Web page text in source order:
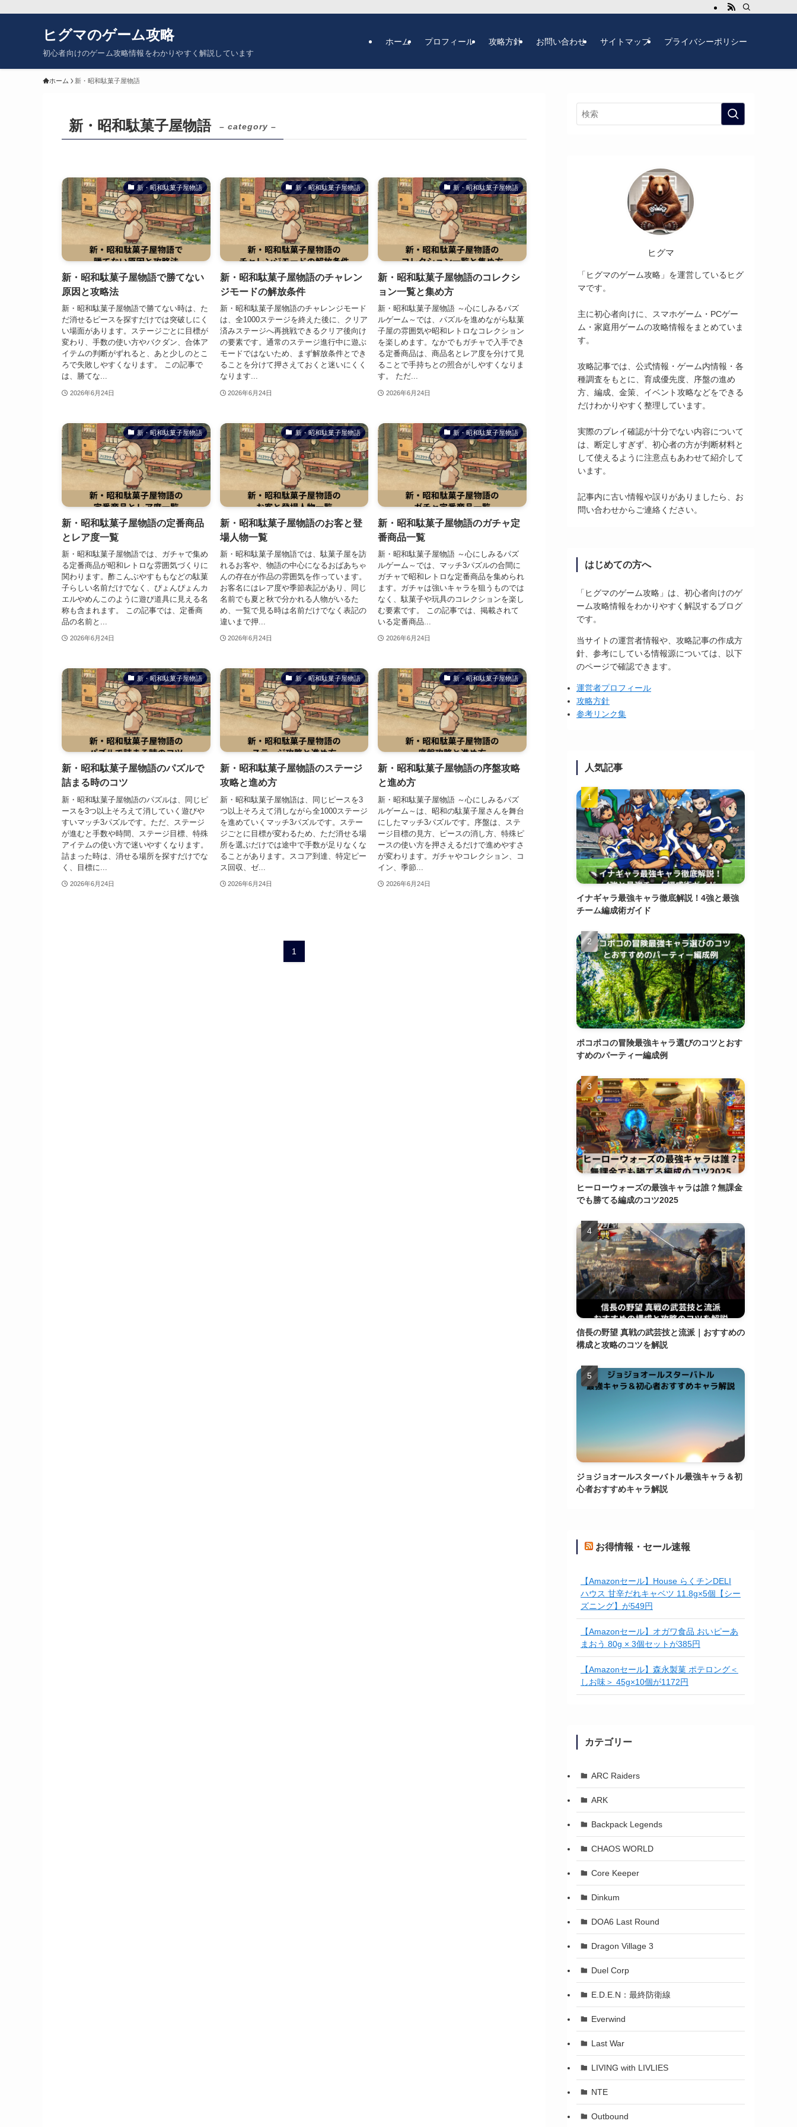
ヒグマのゲーム攻略
初心者向けのゲーム攻略情報をわかりやすく解説しています
ホーム プロフィール 攻略方針 お問い合わせ サイトマップ プライバシーポリシー
ホーム 新・昭和駄菓子屋物語
新・昭和駄菓子屋物語 – category –
新・昭和駄菓子屋物語
新・昭和駄菓子屋物語で勝てない
原因と攻略法
新・昭和駄菓子屋物語で勝てない時は、た
だ消せるピースを探すだけでは突破しにく
い場面があります。ステージごとに目標が
変わり、手数の使い方やバクダン、合体ア
イテムの判断がずれると、あと少しのとこ
ろで失敗しやすくなります。 この記事で
は、勝てな...
2026年6月24日
新・昭和駄菓子屋物語
新・昭和駄菓子屋物語のチャレン
ジモードの解放条件
新・昭和駄菓子屋物語のチャレンジモード
は、全1000ステージを終えた後に、クリア
済みステージへ再挑戦できるクリア後向け
の要素です。通常のステージ進行中に遊ぶ
モードではないため、まず解放条件とでき
ることを分けて押さえておくと迷いにくく
なります...
2026年6月24日
新・昭和駄菓子屋物語
新・昭和駄菓子屋物語のコレクシ
ョン一覧と集め方
新・昭和駄菓子屋物語 ～心にしみるパズ
ルゲーム～では、パズルを進めながら駄菓
子屋の雰囲気や昭和レトロなコレクション
を楽しめます。なかでもガチャで入手でき
る定番商品は、商品名とレア度を分けて見
ることで手持ちとの照合がしやすくなりま
す。 ただ...
2026年6月24日
新・昭和駄菓子屋物語
新・昭和駄菓子屋物語の定番商品
とレア度一覧
新・昭和駄菓子屋物語では、ガチャで集め
る定番商品が昭和レトロな雰囲気づくりに
関わります。酢こんぶやすももなどの駄菓
子らしい名前だけでなく、ぴょんぴょんカ
エルやめんこのように遊び道具に見える名
称も含まれます。 この記事では、定番商
品の名前と...
2026年6月24日
新・昭和駄菓子屋物語
新・昭和駄菓子屋物語のお客と登
場人物一覧
新・昭和駄菓子屋物語では、駄菓子屋を訪
れるお客や、物語の中心になるおばあちゃ
んの存在が作品の雰囲気を作っています。
お客名にはレア度や季節表記があり、同じ
名前でも夏と秋で分かれる人物がいるた
め、一覧で見る時は名前だけでなく表記の
違いまで押...
2026年6月24日
新・昭和駄菓子屋物語
新・昭和駄菓子屋物語のガチャ定
番商品一覧
新・昭和駄菓子屋物語 ～心にしみるパズ
ルゲーム～では、マッチ3パズルの合間に
ガチャで昭和レトロな定番商品を集められ
ます。ガチャは強いキャラを狙うものでは
なく、駄菓子や玩具のコレクションを楽し
む要素です。 この記事では、掲載されて
いる定番商品...
2026年6月24日
新・昭和駄菓子屋物語
新・昭和駄菓子屋物語のパズルで
詰まる時のコツ
新・昭和駄菓子屋物語のパズルは、同じピ
ースを3つ以上そろえて消していく遊びや
すいマッチ3パズルです。ただ、ステージ
が進むと手数や時間、ステージ目標、特殊
アイテムの使い方で迷いやすくなります。
詰まった時は、消せる場所を探すだけでな
く、目標に...
2026年6月24日
新・昭和駄菓子屋物語
新・昭和駄菓子屋物語のステージ
攻略と進め方
新・昭和駄菓子屋物語は、同じピースを3
つ以上そろえて消しながら全1000ステージ
を進めていくマッチ3パズルです。ステー
ジごとに目標が変わるため、ただ消せる場
所を選ぶだけでは途中で手数が足りなくな
ることがあります。スコア到達、特定ピー
ス回収、ゼ...
2026年6月24日
新・昭和駄菓子屋物語
新・昭和駄菓子屋物語の序盤攻略
と進め方
新・昭和駄菓子屋物語 ～心にしみるパズ
ルゲーム～は、昭和の駄菓子屋さんを舞台
にしたマッチ3パズルです。序盤は、ステ
ージ目標の見方、ピースの消し方、特殊ピ
ースの使い方を押さえるだけで進めやすさ
が変わります。ガチャやコレクション、コ
イン、季節...
2026年6月24日
1
ヒグマ
「ヒグマのゲーム攻略」を運営しているヒグ
マです。
主に初心者向けに、スマホゲーム・PCゲー
ム・家庭用ゲームの攻略情報をまとめていま
す。
攻略記事では、公式情報・ゲーム内情報・各
種調査をもとに、育成優先度、序盤の進め
方、編成、金策、イベント攻略などをできる
だけわかりやすく整理しています。
実際のプレイ確認が十分でない内容について
は、断定しすぎず、初心者の方が判断材料と
して使えるように注意点もあわせて紹介して
います。
記事内に古い情報や誤りがありましたら、お
問い合わせからご連絡ください。
はじめての方へ
「ヒグマのゲーム攻略」は、初心者向けのゲ
ーム攻略情報をわかりやすく解説するブログ
です。
当サイトの運営者情報や、攻略記事の作成方
針、参考にしている情報源については、以下
のページで確認できます。
運営者プロフィール
攻略方針
参考リンク集
人気記事
イナギャラ最強キャラ徹底解説！4強と最強
チーム編成術ガイド
ポコポコの冒険最強キャラ選びのコツとおす
すめのパーティー編成例
ヒーローウォーズの最強キャラは誰？無課金
でも勝てる編成のコツ2025
信長の野望 真戦の武芸技と流派｜おすすめの
構成と攻略のコツを解説
ジョジョオールスターバトル最強キャラ＆初
心者おすすめキャラ解説
お得情報・セール速報
【Amazonセール】House らくチンDELI
ハウス 甘辛だれキャベツ 11.8g×5個【シー
ズニング】が549円
【Amazonセール】オガワ食品 おいピーあ
まおう 80g × 3個セットが385円
【Amazonセール】森永製菓 ポテロング＜
しお味＞ 45g×10個が1172円
カテゴリー
ARC Raiders
ARK
Backpack Legends
CHAOS WORLD
Core Keeper
Dinkum
DOA6 Last Round
Dragon Village 3
Duel Corp
E.D.E.N：最終防衛線
Everwind
Last War
LIVING with LIVLIES
NTE
Outbound